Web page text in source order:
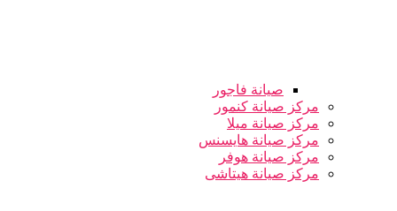
صيانة فاجور
مركز صيانة كنمور
مركز صيانة ميلا
مركز صيانة هايسنس
مركز صيانة هوفر
مركز صيانة هيتاشى